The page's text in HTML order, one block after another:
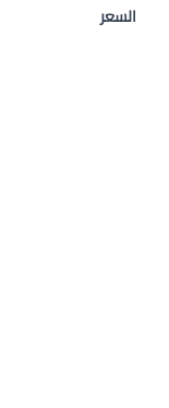
السعر